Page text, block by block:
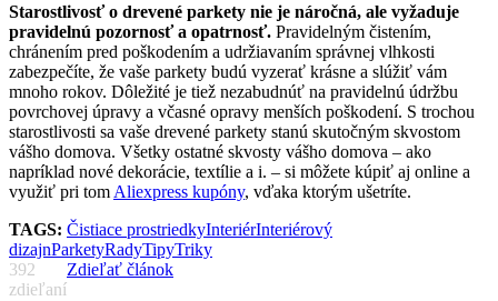
Starostlivosť o drevené parkety nie je náročná, ale vyžaduje
pravidelnú pozornosť a opatrnosť. Pravidelným čistením,
chránením pred poškodením a udržiavaním správnej vlhkosti
zabezpečíte, že vaše parkety budú vyzerať krásne a slúžiť vám
mnoho rokov. Dôležité je tiež nezabudnúť na pravidelnú údržbu
povrchovej úpravy a včasné opravy menších poškodení. S trochou
starostlivosti sa vaše drevené parkety stanú skutočným skvostom
vášho domova. Všetky ostatné skvosty vášho domova – ako
napríklad nové dekorácie, textílie a i. – si môžete kúpiť aj online a
využiť pri tom Aliexpress kupóny, vďaka ktorým ušetríte.
TAGS: Čistiace prostriedkyInteriérInteriérový
dizajnParketyRadyTipyTriky
392
zdieľaní
Zdieľať článok